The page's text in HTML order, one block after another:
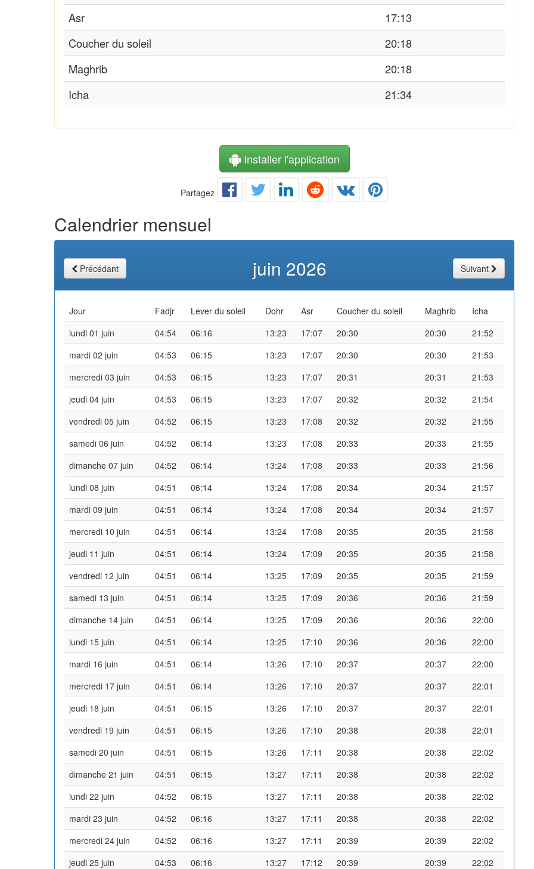
Asr
17:13
Coucher du soleil
20:18
Maghrib
20:18
Icha
21:34
Installer l'application
Partagez
Calendrier mensuel
Précédant juin 2026 Suivant
Jour Fadjr Lever du soleil Dohr Asr Coucher du soleil Maghrib
Icha
lundi 01 juin
04:54 06:16 13:23 17:07 20:30 20:30
21:52
mardi 02 juin
04:53 06:15 13:23 17:07 20:30 20:30
21:53
mercredi 03 juin
04:53 06:15 13:23 17:07 20:31 20:31
21:53
jeudi 04 juin
04:53 06:15 13:23 17:07 20:32 20:32
21:54
vendredi 05 juin
04:52 06:15 13:23 17:08 20:32 20:32
21:55
samedi 06 juin
04:52 06:14 13:23 17:08 20:33 20:33
21:55
dimanche 07 juin
04:52 06:14 13:24 17:08 20:33 20:33
21:56
lundi 08 juin
04:51 06:14 13:24 17:08 20:34 20:34
21:57
mardi 09 juin
04:51 06:14 13:24 17:08 20:34 20:34
21:57
mercredi 10 juin
04:51 06:14 13:24 17:08 20:35 20:35
21:58
jeudi 11 juin
04:51 06:14 13:24 17:09 20:35 20:35
21:58
vendredi 12 juin
04:51 06:14 13:25 17:09 20:35 20:35
21:59
samedi 13 juin
04:51 06:14 13:25 17:09 20:36 20:36
21:59
dimanche 14 juin
04:51 06:14 13:25 17:09 20:36 20:36
22:00
lundi 15 juin
04:51 06:14 13:25 17:10 20:36 20:36
22:00
mardi 16 juin
04:51 06:14 13:26 17:10 20:37 20:37
22:00
mercredi 17 juin
04:51 06:14 13:26 17:10 20:37 20:37
22:01
jeudi 18 juin
04:51 06:15 13:26 17:10 20:37 20:37
22:01
vendredi 19 juin
04:51 06:15 13:26 17:10 20:38 20:38
22:01
samedi 20 juin
04:51 06:15 13:26 17:11 20:38 20:38
22:02
dimanche 21 juin
04:51 06:15 13:27 17:11 20:38 20:38
22:02
lundi 22 juin
04:52 06:15 13:27 17:11 20:38 20:38
22:02
mardi 23 juin
04:52 06:16 13:27 17:11 20:38 20:38
22:02
mercredi 24 juin
04:52 06:16 13:27 17:11 20:39 20:39
22:02
jeudi 25 juin
04:53 06:16 13:27 17:12 20:39 20:39
22:02